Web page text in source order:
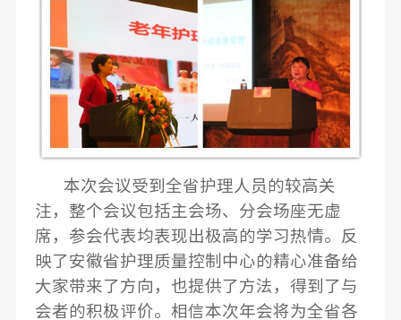
本次会议受到全省护理人员的较高关
注，整个会议包括主会场、分会场座无虚
席，参会代表均表现出极高的学习热情。反
映了安徽省护理质量控制中心的精心准备给
大家带来了方向，也提供了方法，得到了与
会者的积极评价。相信本次年会将为全省各